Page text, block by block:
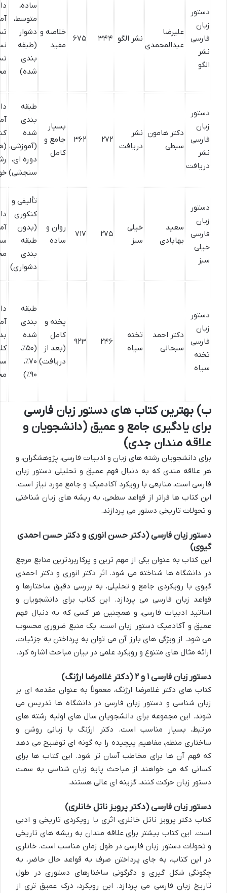
دستور
زبان
فارسی
نشر
الگو
علیرضا
عبدالمحمدی
نشر الگو ۳۴۴ ۶۷۵
خلاصه و
مفید
ساده،
متوسط،
دشوار
(طبقه
بندی
شده)
دستور
زبان
فارسی
نشر
دریافت
دکتر هامون
سبطی
نشر
دریافت
۲۷۲ ۳۶۲
بسیار
جامع و
کامل
طبقه
بندی
شده
(آموزشی،
دوره ای،
سنجشی)
دستور
زبان
فارسی
خیلی
سبز
سعید
بهابادی
خیلی
سبز
۲۷۵ ۷۱۷
روان و
ساده
تألیفی و
کنکوری
(بدون
طبقه
بندی
دشواری)
دستور
زبان
فارسی
تخته
سیاه
دکتر احمد
سبحانی
تخته
سیاه
۲۴۶ ۹۲۳
پخته و
کامل
(بعد از
دریافت)
طبقه
بندی
شده
(۵۰٪،
۷۰٪،
۹۰٪)
ب) بهترین کتاب های دستور زبان فارسی
برای یادگیری جامع و عمیق (دانشجویان و
علاقه مندان جدی)
برای دانشجویان رشته های زبان و ادبیات فارسی، پژوهشگران، و
هر علاقه مندی که به دنبال فهم عمیق و تحلیلی دستور زبان
فارسی است، منابعی با رویکرد آکادمیک و جامع مورد نیاز است.
این کتاب ها فراتر از قواعد سطحی، به ریشه های زبان شناختی
و تحولات تاریخی دستور می پردازند.
دستور زبان فارسی (دکتر حسن انوری و دکتر حسن احمدی
گیوی)
این کتاب به عنوان یکی از مهم ترین و پرکاربردترین منابع مرجع
در دانشگاه ها شناخته می شود. اثر دکتر انوری و دکتر احمدی
گیوی با رویکردی جامع و تحلیلی، به بررسی دقیق ساختارها و
قواعد زبان فارسی می پردازد. این کتاب برای دانشجویان و
اساتید ادبیات فارسی، و همچنین هر کسی که به دنبال فهم
عمیق و آکادمیک دستور زبان است، یک منبع ضروری محسوب
می شود. از ویژگی های بارز آن می توان به پرداختن به جزئیات،
ارائه مثال های متنوع و رویکرد علمی در بیان مباحث اشاره کرد.
دستور زبان فارسی ۱ و ۲ (دکتر غلامرضا ارژنگ)
کتاب های دکتر غلامرضا ارژنگ، معمولاً به عنوان مقدمه ای بر
زبان شناسی و دستور زبان فارسی در دانشگاه ها تدریس می
شوند. این مجموعه برای دانشجویان سال های اولیه رشته های
مرتبط، بسیار مناسب است. دکتر ارژنگ با زبانی روشن و
ساختاری منظم، مفاهیم پیچیده را به گونه ای توضیح می دهد
که فهم آن ها برای مخاطب آسان تر شود. این کتاب ها برای
کسانی که می خواهند از مباحث پایه زبان شناسی به سمت
دستور زبان حرکت کنند، گزینه ای عالی هستند.
دستور زبان فارسی (دکتر پرویز ناتل خانلری)
کتاب دکتر پرویز ناتل خانلری، اثری با رویکردی تاریخی و ادبی
است. این کتاب بیشتر برای علاقه مندان به ریشه های تاریخی
و تحولات دستور زبان فارسی در طول زمان مناسب است. خانلری
در این کتاب، به جای پرداختن صرف به قواعد حال حاضر، به
چگونگی شکل گیری و دگرگونی ساختارهای دستوری در طول
تاریخ زبان فارسی می پردازد. این رویکرد، درک عمیق تری از